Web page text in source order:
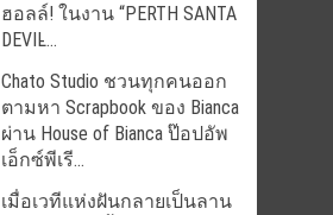
ฮอลล์! ในงาน “PERTH SANTA
DEVIL̵...
Chato Studio ชวนทุกคนออก
ตามหา Scrapbook ของ Bianca
ผ่าน House of Bianca ป๊อปอัพ
เอ็กซ์พีเรี...
เมื่อเวทีแห่งฝันกลายเป็นลาน